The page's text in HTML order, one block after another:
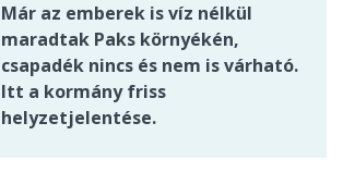
Már az emberek is víz nélkül
maradtak Paks környékén,
csapadék nincs és nem is várható.
Itt a kormány friss
helyzetjelentése.